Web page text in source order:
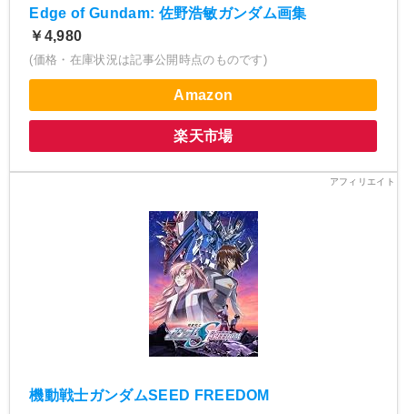
Edge of Gundam: 佐野浩敏ガンダム画集
￥4,980
(価格・在庫状況は記事公開時点のものです)
Amazon
楽天市場
機動戦士ガンダムSEED FREEDOM